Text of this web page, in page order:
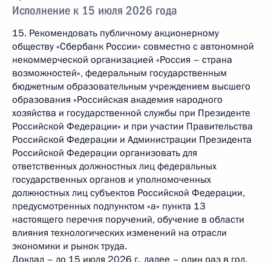
Исполнение к 15 июля 2026 года
15. Рекомендовать публичному акционерному
обществу «Сбербанк России» совместно с автономной
некоммерческой организацией «Россия – страна
возможностей», федеральным государственным
бюджетным образовательным учреждением высшего
образования «Российская академия народного
хозяйства и государственной службы при Президенте
Российской Федерации» и при участии Правительства
Российской Федерации и Администрации Президента
Российской Федерации организовать для
ответственных должностных лиц федеральных
государственных органов и уполномоченных
должностных лиц субъектов Российской Федерации,
предусмотренных подпунктом «а» пункта 13
настоящего перечня поручений, обучение в области
влияния технологических изменений на отрасли
экономики и рынок труда.